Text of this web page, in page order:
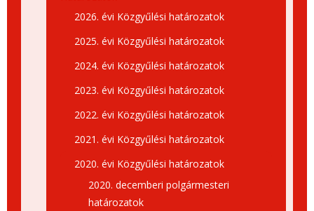
2026. évi Közgyűlési határozatok
2025. évi Közgyűlési határozatok
2024. évi Közgyűlési határozatok
2023. évi Közgyűlési határozatok
2022. évi Közgyűlési határozatok
2021. évi Közgyűlési határozatok
2020. évi Közgyűlési határozatok
2020. decemberi polgármesteri
határozatok